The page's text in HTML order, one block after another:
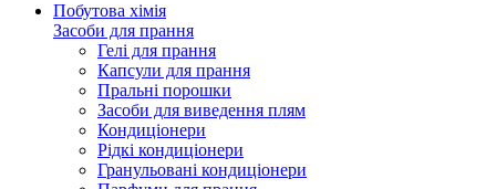
Побутова хімія
Засоби для прання
Гелі для прання
Капсули для прання
Пральні порошки
Засоби для виведення плям
Кондиціонери
Рідкі кондиціонери
Гранульовані кондиціонери